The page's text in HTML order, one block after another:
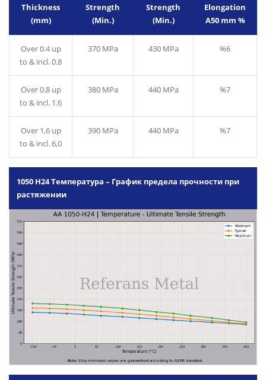
Thickness
(mm)
Strength
(Min.)
Strength
(Min.)
Elongation
A50 mm %
Over 0.4 up
to & incl. 0.8
370 MPa 430 MPa %6
Over 0.8 up
to & incl. 1.6
380 MPa 440 MPa %7
Over 1,6 up
to & incl. 6,0
390 MPa 440 MPa %7
1050 H24 Температура – График предела прочности при
растяжении